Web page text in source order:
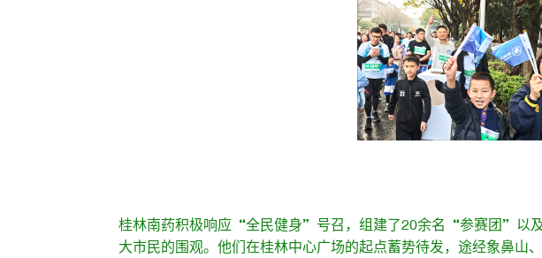
桂林南药积极响应“全民健身”号召，组建了20余名“参赛团”以
大市民的围观。他们在桂林中心广场的起点蓄势待发，途经象鼻